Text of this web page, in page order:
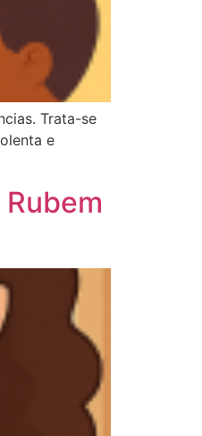
Trata-se
e
Rubem